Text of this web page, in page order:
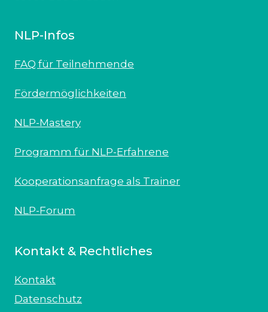
NLP-Infos
FAQ für Teilnehmende
Fördermöglichkeiten
NLP-Mastery
Programm für NLP-Erfahrene
Kooperationsanfrage als Trainer
NLP-Forum
Kontakt & Rechtliches
Kontakt
Datenschutz